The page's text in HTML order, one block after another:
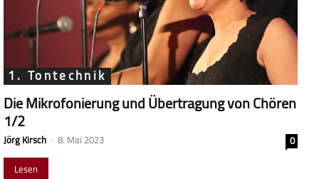
1. Tontechnik
Die Mikrofonierung und Übertragung von Chören
1/2
Jörg Kirsch - 8. Mai 2023
0
Lesen